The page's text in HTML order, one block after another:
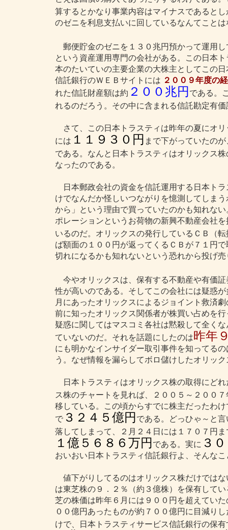
算するとかなり事業内容はマイナスであると
のゼニを利息支払いに回しているなんてこと
郵便貯金のゼニを１３０兆円預かって運用し
という資産運用専門の会社がある。この日本
本のたいていの主要企業の大株主としてこの
信託銀行のＷＥＢサイトには ２００９年度の
れた信託財産額は約 ２００兆円 である。
れるのだろう。その中に含まれる信託勘定有
さて、この日本トラスティは昨年の夏にオ
には １１９３０円 まで下がっていたの
である。なんと日本トラスティはオリックス株
なったのである。
日本郵政会社の資金を信託運用する日本ト
けでなんだか怪しいつながりを憶測してしま
から」という理由で買っていたのかも知れな
ポレーションというお荷物の新興不動産会社
いるのだ。オリックスの発行しているＣＢ（
ば額面の１００円が返ってくるＣＢが７１円
切れになるかも知れないという恐れから投げ
今やオリックスは、保有する不動産や有価証
性が高いのである。そしてこの会社には疑惑
月にあったオリックスによるジョイント救済
前に知ったオリックス関係者が株買い占めを
疑惑に関してはマスコミ各社は黙殺して全く
ていないのだ。それを話題にしたのは昨年
にも明かなインサイダー取引事件を知ってる
う。なぜ情報を漏らしてボロ儲けしたオリッ
日本トラスティはオリックス株の取得にど
ス株のチャートを見れば、２００５～２００
移している。この頃からすでに株主だったわ
で３２４５億円 である。どっひゃ～と
落してしまって、２月２４日には１７０７円
１億５６８６万円 である。実に ３
おいおい日本トラスティ信託銀行よ、そんな
値下がりしてるのはオリックス株だけでは
は東芝株の９．２％（約３億株）を保有して
芝の株価は昨年６月には９００円を超えてい
００億円あったものが約７００億円に目減り
けで、日本トラスティサービス信託銀行の保